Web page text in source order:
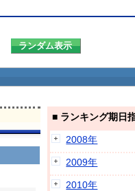
■ ランキング期日
2008年
2009年
2010年